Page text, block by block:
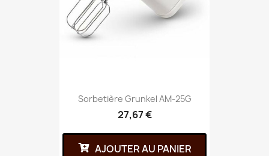
Sorbetière Grunkel AM-25G
27,67 €
AJOUTER AU PANIER